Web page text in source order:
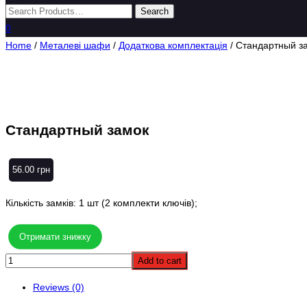
0
Home / Металеві шафи / Додаткова комплектація / Стандартный
Стандартный замок
56.00 грн
Кількість замків: 1 шт (2 комплекти ключів);
Отримати знижку
Add to cart
Reviews (0)